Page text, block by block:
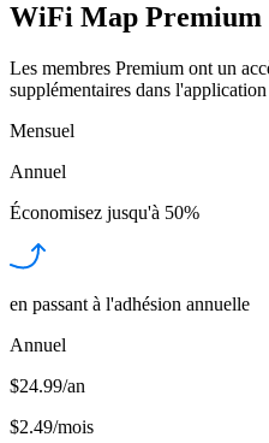
WiFi Map Premium
Les membres Premium ont un
supplémentaires dans l'application
Mensuel
Annuel
Économisez jusqu'à 50%
en passant à l'adhésion annuelle
Annuel
$24.99/an
$2.49/mois